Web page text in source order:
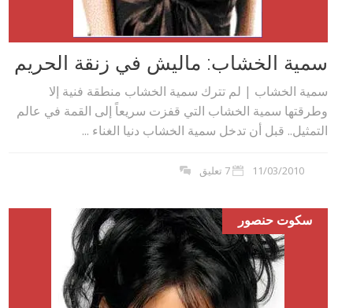
سمية الخشاب: ماليش في زنقة الحريم
سمية الخشاب | لم تترك سمية الخشاب منطقة فنية إلا
وطرقتها سمية الخشاب التي قفزت سريعاً إلى القمة في عالم
التمثيل.. قبل أن تدخل سمية الخشاب دنيا الغناء ...
11/03/2010 7 تعليق
سكوت حنصور